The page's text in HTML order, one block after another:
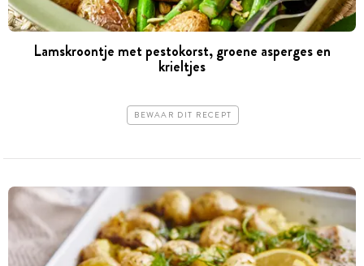
Lamskroontje met pestokorst, groene asperges en
krieltjes
BEWAAR DIT RECEPT